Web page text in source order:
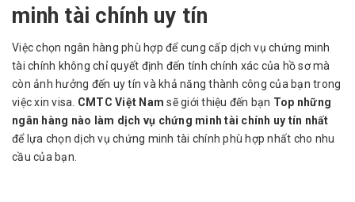
minh tài chính uy tín
Việc chọn ngân hàng phù hợp để cung cấp dịch vụ chứng minh
tài chính không chỉ quyết định đến tính chính xác của hồ sơ mà
còn ảnh hưởng đến uy tín và khả năng thành công của bạn trong
việc xin visa. CMTC Việt Nam sẽ giới thiệu đến bạn Top những
ngân hàng nào làm dịch vụ chứng minh tài chính uy tín nhất
để lựa chọn dịch vụ chứng minh tài chính phù hợp nhất cho nhu
cầu của bạn.